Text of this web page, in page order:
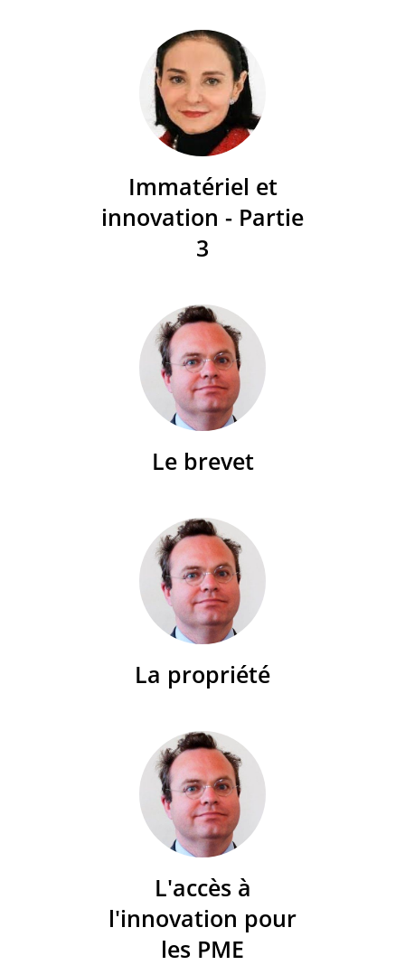
Immatériel et
innovation - Partie
3
Le brevet
La propriété
L'accès à
l'innovation pour
les PME